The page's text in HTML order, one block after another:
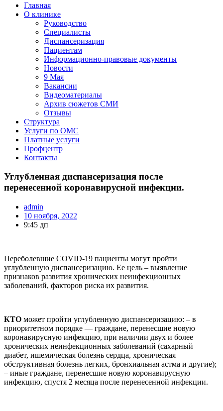
Главная
О клинике
Руководство
Специалисты
Диспансеризация
Пациентам
Информационно-правовые документы
Новости
9 Мая
Вакансии
Видеоматериалы
Архив сюжетов СМИ
Отзывы
Структура
Услуги по ОМС
Платные услуги
Профцентр
Контакты
Углубленная диспансеризация после
перенесенной коронавирусной инфекции.
admin
10 ноября, 2022
9:45 дп
Переболевшие COVID-19 пациенты могут пройти
углубленную диспансеризацию. Ее цель – выявление
признаков развития хронических неинфекционных
заболеваний, факторов риска их развития.
КТО может пройти углубленную диспансеризацию: – в
приоритетном порядке — граждане, перенесшие новую
коронавирусную инфекцию, при наличии двух и более
хронических неинфекционных заболеваний (сахарный
диабет, ишемическая болезнь сердца, хроническая
обструктивная болезнь легких, бронхиальная астма и другие);
– иные граждане, перенесшие новую коронавирусную
инфекцию, спустя 2 месяца после перенесенной инфекции.